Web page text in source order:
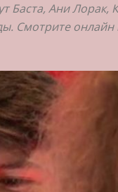
Баста, Ани
Смотрите онлайн